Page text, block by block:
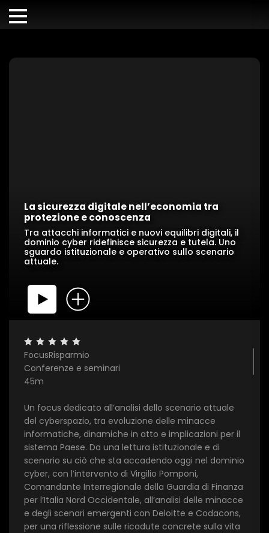
La sicurezza digitale nell’economia tra
protezione e conoscenza
Tra attacchi informatici e nuovi equilibri digitali, il
dominio cyber ridefinisce sicurezza e tutela. Uno
sguardo istituzionale e operativo sullo scenario
attuale.
FocusRisparmio
Conferenze e seminari
45m
Un focus dedicato all’analisi dello scenario attuale
del cyberspazio, tra evoluzione delle minacce
informatiche, dinamiche in atto e implicazioni per il
sistema Paese. Da una lettura istituzionale e di
scenario su ciò che sta accadendo oggi nel dominio
cyber, con l’intervento di Virgilio Pomponi,
Comandante Interregionale della Guardia di Finanza
per l’Italia Nord Occidentale, all’analisi delle minacce
e degli scenari emergenti con Deloitte e Codacons,
per una riflessione sulle ricadute concrete sulla vita
×
5 stars
4 stars
3 stars
2 stars
1 star
Invia